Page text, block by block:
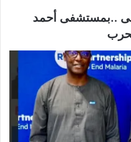
..بمستشفى أحمد